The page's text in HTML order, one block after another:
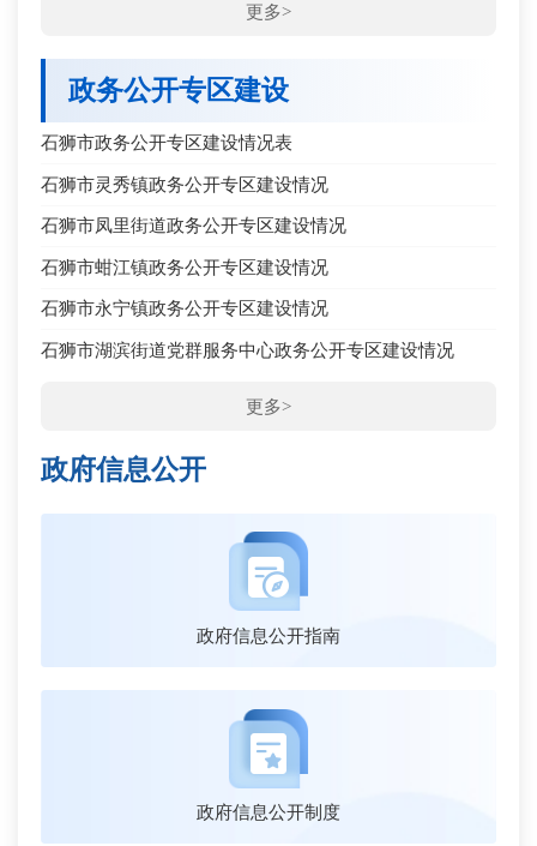
更多>
政务公开专区建设
石狮市政务公开专区建设情况表
石狮市灵秀镇政务公开专区建设情况
石狮市凤里街道政务公开专区建设情况
石狮市蚶江镇政务公开专区建设情况
石狮市永宁镇政务公开专区建设情况
石狮市湖滨街道党群服务中心政务公开专区建设情况
更多>
政府信息公开
政府信息公开指南
政府信息公开制度